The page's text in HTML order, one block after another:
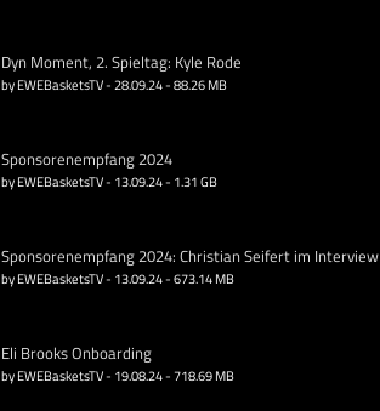
Dyn Moment, 2. Spieltag: Kyle Rode
by EWEBasketsTV - 28.09.24 - 88.26 MB
Sponsorenempfang 2024
by EWEBasketsTV - 13.09.24 - 1.31 GB
Sponsorenempfang 2024: Christian Seifert im Interview
by EWEBasketsTV - 13.09.24 - 673.14 MB
Eli Brooks Onboarding
by EWEBasketsTV - 19.08.24 - 718.69 MB